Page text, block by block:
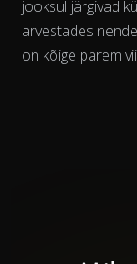
jooksul järgivad
arvestades
on kõige parem